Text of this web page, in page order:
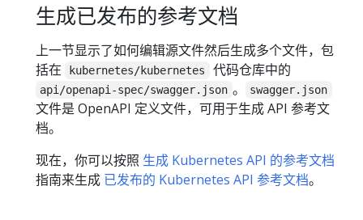
生成已发布的参考文档
上一节显示了如何编辑源文件然后生成多个文件，包
括在
kubernetes/kubernetes 代码仓库中的
api/openapi-spec/swagger.json 。 swagger.json
文件是 OpenAPI 定义文件，可用于生成 API 参考文
档。
现在，你可以按照 生成 Kubernetes API 的参考文档
指南来生成 已发布的 Kubernetes API 参考文档。